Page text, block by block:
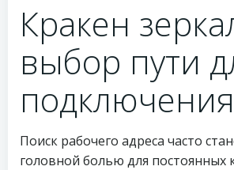
Кракен
выбор пути
подключения
Поиск рабочего адреса часто
головной болью для постоянных